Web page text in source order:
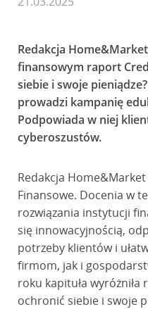
Redakcja
finansowym raport
siebie i swoje
prowadzi kampanię
Podpowiada w niej
cyberoszustów.
Redakcja
Finansowe. Docenia w
rozwiązania instytucji
się innowacyjnością,
potrzeby klientów i
firmom, jak i
roku kapituła
ochronić siebie i swoje